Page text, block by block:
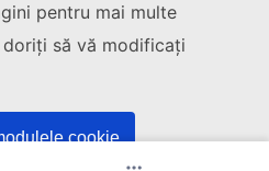
pentru mai multe
să vă modificați
cookie
UE